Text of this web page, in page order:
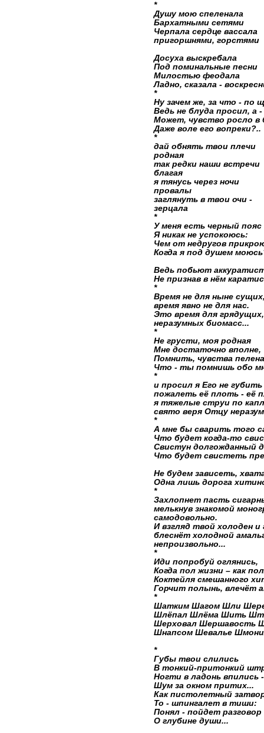
*
Душу мою спеленала
Бархатными сетями
Черпала сердце вассала
пригоршнями, горстями
Досуха выскребала
Под поминальные песни
Милостью феодала
Ладно, сказала -
*
Ну зачем же, за что - по
Ведь не блуда просил, а -
Может, чувство росло в
Даже воле его вопреки?..
*
дай обнять твои плечи
родная
так редки наши встречи
благая
я тянусь через ночи
провалы
заглянуть в твои очи -
зерцала
*
У меня есть черный пояс
Я никак не успокоюсь:
Чем от недругов
Когда я под душем
Ведь побьют
Не признав в нём
*
Время не для ныне
время явно не для нас.
Это время для грядущих,
неразумных биомасс...
*
Не грусти, моя родная
Мне достаточно вполне,
Помнить, чувства
Что - ты помнишь обо
*
и просил я Его не
пожалеть её плоть - её
я тяжелые струи по
свято веря Отцу
*
А мне бы сварить того
Что будет когда-то
Свистун долгожданный
Что будет свистеть
Не будем зависеть,
Одна лишь дорога
*
Захлопнет пасть
мелькнув знакомой
самодовольно.
И взгляд твой холоден и
блеснёт холодной
непроизвольно...
*
Иди попробуй оглянись,
Когда пол жизни – как
Коктейля смешанного
Горчит полынь, влечёт
*
Шатким Шагом Шли
Шлёпал Шлёма Шить
Шерховал Шершавость
Шнапсом Шевалье
*
Губы твои слились
В тонкий-притонкий
Ногти в ладонь впились -
Шум за окном притих...
Как пистолетный
То - шпингалет в тиши:
Понял - пойдет разговор
О глубине души...